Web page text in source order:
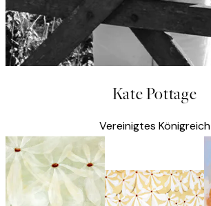
Kate Pottage
Vereinigtes Königreich